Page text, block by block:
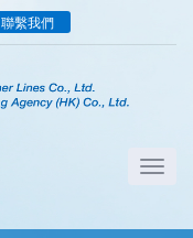
聯繫我們